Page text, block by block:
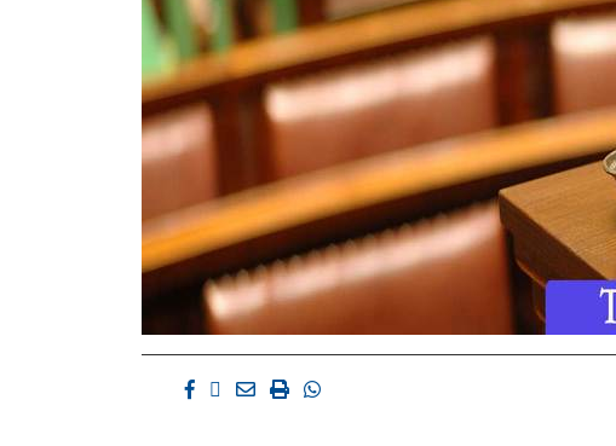
Facebook
Twitter
EmailImprimirWhatsapp